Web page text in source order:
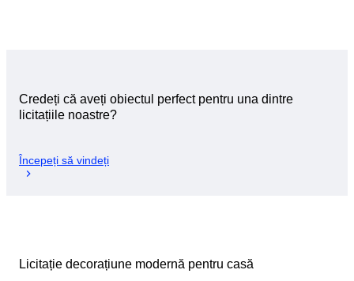
Credeți că aveți obiectul perfect pentru una dintre
licitațiile noastre?
Începeți să vindeți
Licitație decorațiune modernă pentru casă